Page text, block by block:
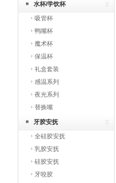
水杯/学饮杯
吸管杯
鸭嘴杯
魔术杯
保温杯
礼盒套装
感温系列
夜光系列
替换嘴
牙胶安抚
全硅胶安抚
乳胶安抚
硅胶安抚
牙咬胶